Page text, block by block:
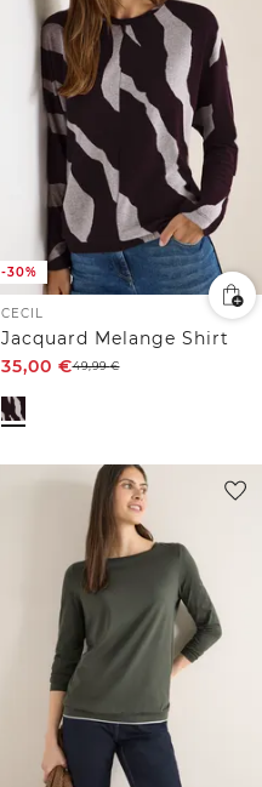
-30%
CECIL
Jacquard Melange Shirt
35,00 €49,99€